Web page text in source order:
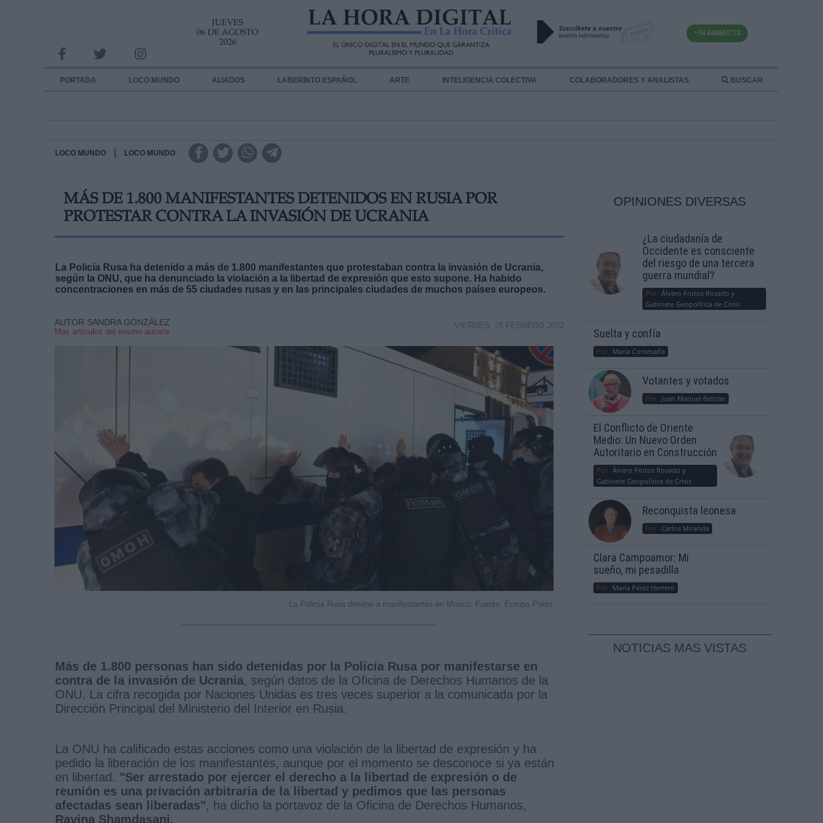
JUEVES
06 DE AGOSTO
2026
+34 644043774
PORTADA LOCO MUNDO ALIADOS LABERINTO ESPAÑOL ARTE INTELIGENCIA COLECTIVA COLABORADORES Y ANALISTAS BUSCAR
LOCO MUNDO LOCO MUNDO
MÁS DE 1.800 MANIFESTANTES DETENIDOS EN RUSIA POR
PROTESTAR CONTRA LA INVASIÓN DE UCRANIA
La Policía Rusa ha detenido a más de 1.800 manifestantes que protestaban contra la invasión de Ucrania,
según la ONU, que ha denunciado la violación a la libertad de expresión que esto supone. Ha habido
concentraciones en más de 55 ciudades rusas y en las principales ciudades de muchos países europeos.
AUTOR SANDRA GONZÁLEZ
Mas artículos del mismo autor/a
VIERNES, 25 FEBRERO 2022
La Policía Rusa detiene a manifestantes en Moscú. Fuente: Europa Press
Más de 1.800 personas han sido detenidas por la Policía Rusa por manifestarse en
contra de la invasión de Ucrania, según datos de la Oficina de Derechos Humanos de la
ONU. La cifra recogida por Naciones Unidas es tres veces superior a la comunicada por la
Dirección Principal del Ministerio del Interior en Rusia.
La ONU ha calificado estas acciones como una violación de la libertad de expresión y ha
pedido la liberación de los manifestantes, aunque por el momento se desconoce si ya están
en libertad. "Ser arrestado por ejercer el derecho a la libertad de expresión o de
reunión es una privación arbitraria de la libertad y pedimos que las personas
afectadas sean liberadas", ha dicho la portavoz de la Oficina de Derechos Humanos,
Ravina Shamdasani.
OPINIONES DIVERSAS
¿La ciudadanía de
Occidente es consciente
del riesgo de una tercera
guerra mundial?
Por Álvaro Frutos Rosado y
Gabinete Geopolítica de Crisis
Suelta y confía
Por María Comesaña
Votantes y votados
Por Juan Manuel Beltrán
El Conflicto de Oriente
Medio: Un Nuevo Orden
Autoritario en Construcción
Por Álvaro Frutos Rosado y
Gabinete Geopolítica de Crisis
Reconquista leonesa
Por Carlos Miranda
Clara Campoamor: Mi
sueño, mi pesadilla
Por María Pérez Herrero
NOTICIAS MAS VISTAS
INFORMACION SOBRE LA PROTECCIÓN DE TUS DATOS
Responsable:
Destinatarios:
link
Información adicional
link